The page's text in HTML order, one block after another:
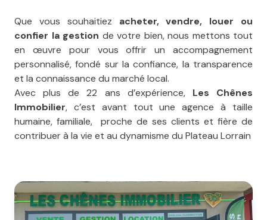
Que vous souhaitiez acheter, vendre, louer ou
confier la gestion de votre bien, nous mettons tout
en œuvre pour vous offrir un accompagnement
personnalisé, fondé sur la confiance, la transparence
et la connaissance du marché local.
Avec plus de 22 ans d’expérience, Les Chênes
Immobilier, c’est avant tout une agence à taille
humaine, familiale, proche de ses clients et fière de
contribuer à la vie et au dynamisme du Plateau Lorrain